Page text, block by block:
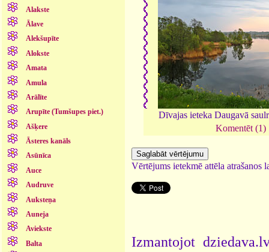
Alakste
Ālave
Alekšupīte
Alokste
Amata
Amula
Arālīte
Arupīte (Tumšupes piet.)
Ašķere
Āsteres kanāls
Asūnīca
Auce
Audruve
Auksteņa
Auneja
Aviekste
Balta
Dīvajas ieteka Daugavā
Komentēt (1)
Vērtējums ietekmē attēla atrašanos
Izmantojot